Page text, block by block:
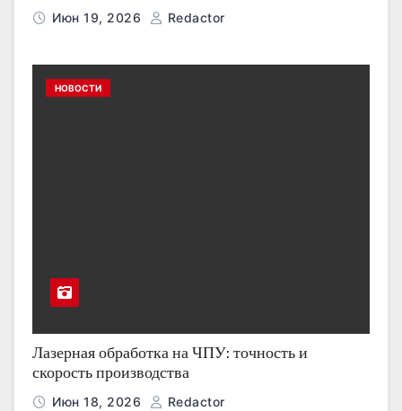
Июн 19, 2026 Redactor
НОВОСТИ
Лазерная обработка на ЧПУ: точность и
скорость производства
Июн 18, 2026 Redactor